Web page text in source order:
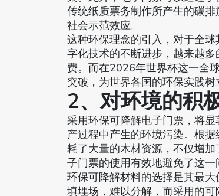
传统纸质票务制作所产生的碳
社会示范效应。
这种环保理念的引入，对于全
字化技术的不断进步，越来越
费。而在2026年世界杯这一全
突破，为世界各国的环保实践树
2、对环境的积
采用环保可降解电子门票，将
产过程中产生的环境污染。根
耗了大量的木材资源，不仅增
子门票的使用有效地避免了这一
环保可降解材料的选择是其最
填埋场，难以分解，而采用的